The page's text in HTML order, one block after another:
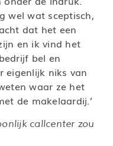
wel wat sceptisch,
dat het een
en ik vind het
bel en
eigenlijk niks van
waar ze het
de makelaardij.’
callcenter zou